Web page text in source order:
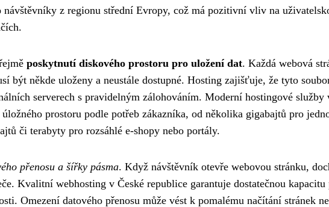
z regionu střední Evropy, což má pozitivní vliv na
poskytnutí diskového prostoru pro uložení dat. Každá webová
být někde uloženy a neustále dostupné. Hosting zajišťuje, že tyto
serverech s pravidelným zálohováním. Moderní hostingové služby
prostoru podle potřeb zákazníka, od několika gigabajtů pro
či terabyty pro rozsáhlé e-shopy nebo portály.
přenosu a šířky pásma. Když návštěvník otevře webovou stránku,
Kvalitní webhosting v České republice garantuje dostatečnou kapacitu
Omezení datového přenosu může vést k pomalému načítání stránek